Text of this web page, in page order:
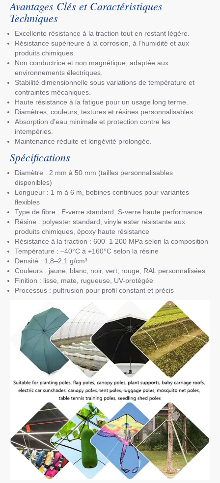
Avantages Clés et Caractéristiques
Techniques
Excellente résistance à la traction tout en restant légère.
Résistance supérieure à la corrosion, à l’humidité et aux
produits chimiques.
Non conductrice et non magnétique, adaptée aux
environnements électriques.
Stabilité dimensionnelle sous variations de température et
contraintes mécaniques.
Haute résistance à la fatigue pour un usage long terme.
Diamètres, couleurs, textures et résines personnalisables.
Absorption d’eau minimale et protection contre les
intempéries.
Maintenance réduite et longévité prolongée.
Spécifications
Diamètre : 2 mm à 50 mm (tailles personnalisables
disponibles)
Longueur : 1 m à 6 m, bobines continues pour variantes
flexibles
Type de fibre : E-verre standard, S-verre haute performance
Résine : polyester standard, vinyle ester résistante aux
produits chimiques, époxy haute résistance
Résistance à la traction : 600–1 200 MPa selon la composition
Température : –40°C à +160°C selon la résine
Densité : 1,8–2,1 g/cm³
Couleurs : jaune, blanc, noir, vert, rouge, RAL personnalisées
Finition : lisse, mate, rugueuse, UV-protégée
Processus : pultrusion pour profil constant et précis